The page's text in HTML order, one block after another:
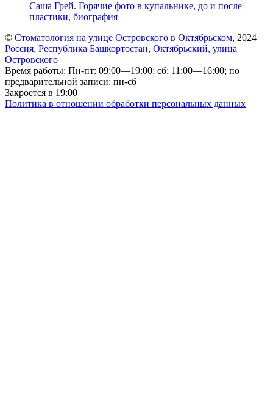
Саша Грей. Горячие фото в купальнике, до и после
пластики, биография
© Стоматология на улице Островского в Октябрьском, 2024
Россия, Республика Башкортостан, Октябрьский, улица
Островского
Время работы: Пн-пт: 09:00—19:00; сб: 11:00—16:00; по
предварительной записи: пн-сб
Закроется в 19:00
Политика в отношении обработки персональных данных